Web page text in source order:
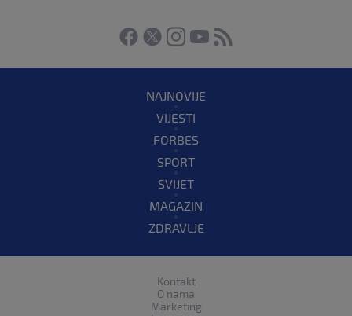
NAJNOVIJE
VIJESTI
FORBES
SPORT
SVIJET
MAGAZIN
ZDRAVLJE
Kontakt
O nama
Marketing